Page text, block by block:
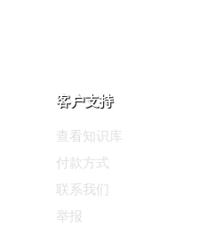
客户支持
查看知识库
付款方式
联系我们
举报